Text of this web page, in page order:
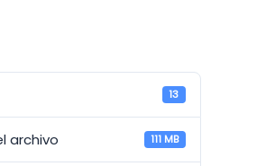
13
archivo 111 MB